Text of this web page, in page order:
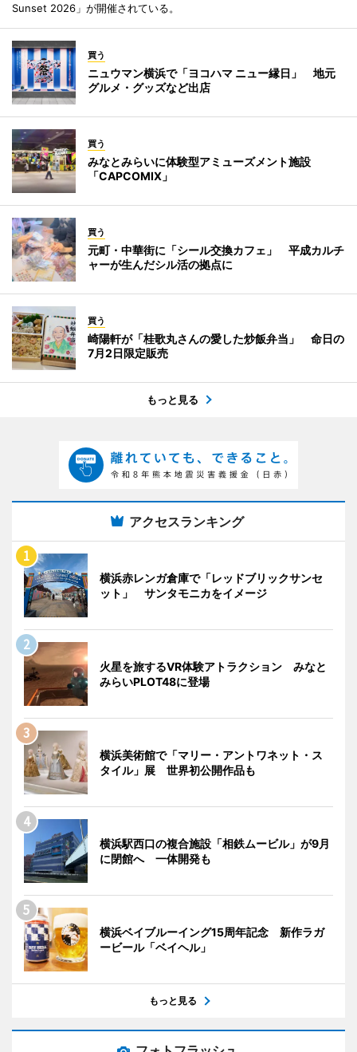
Sunset 2026」が開催されている。
買う
ニュウマン横浜で「ヨコハマ ニュー縁日」 地元
グルメ・グッズなど出店
買う
みなとみらいに体験型アミューズメント施設
「CAPCOMIX」
買う
元町・中華街に「シール交換カフェ」 平成カルチ
ャーが生んだシル活の拠点に
買う
崎陽軒が「桂歌丸さんの愛した炒飯弁当」 命日の
7月2日限定販売
もっと見る
アクセスランキング
横浜赤レンガ倉庫で「レッドブリックサンセ
ット」 サンタモニカをイメージ
火星を旅するVR体験アトラクション みなと
みらいPLOT48に登場
横浜美術館で「マリー・アントワネット・ス
タイル」展 世界初公開作品も
横浜駅西口の複合施設「相鉄ムービル」が9月
に閉館へ 一体開発も
横浜ベイブルーイング15周年記念 新作ラガ
ービール「ベイヘル」
もっと見る